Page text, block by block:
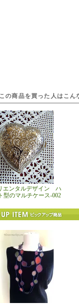
この商品を買った人はこん
エンタルデザイン ハ
型のマルチケース-002